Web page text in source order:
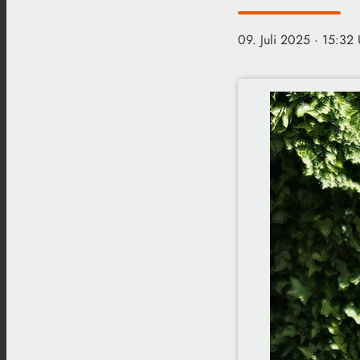
09. Juli 2025 · 15:32